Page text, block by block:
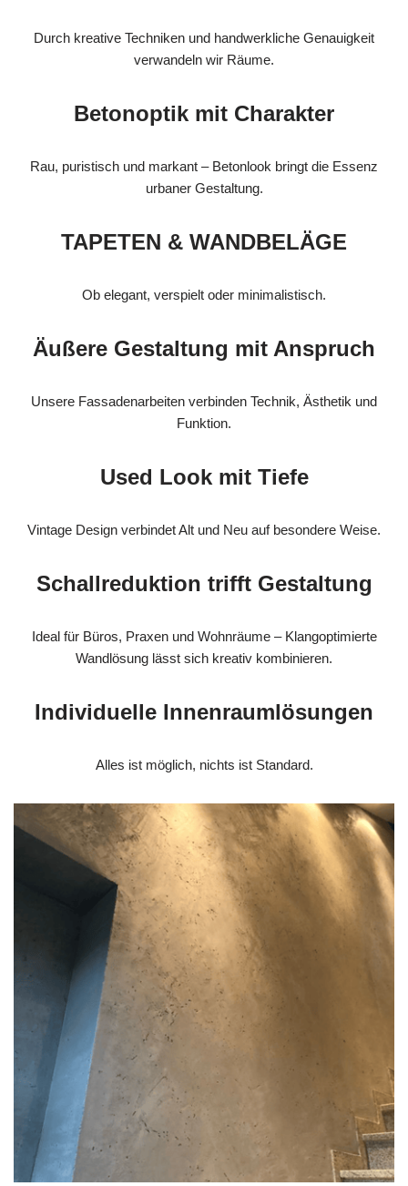
Durch kreative Techniken und handwerkliche Genauigkeit
verwandeln wir Räume.
Betonoptik mit Charakter
Rau, puristisch und markant – Betonlook bringt die Essenz
urbaner Gestaltung.
TAPETEN & WANDBELÄGE
Ob elegant, verspielt oder minimalistisch.
Äußere Gestaltung mit Anspruch
Unsere Fassadenarbeiten verbinden Technik, Ästhetik und
Funktion.
Used Look mit Tiefe
Vintage Design verbindet Alt und Neu auf besondere Weise.
Schallreduktion trifft Gestaltung
Ideal für Büros, Praxen und Wohnräume – Klangoptimierte
Wandlösung lässt sich kreativ kombinieren.
Individuelle Innenraumlösungen
Alles ist möglich, nichts ist Standard.